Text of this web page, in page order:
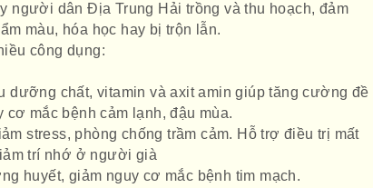
người dân Địa Trung Hải trồng và thu hoạch, đảm
màu, hóa học hay bị trộn lẫn.
công dụng:
dưỡng chất, vitamin và axit amin giúp tăng cường đề
mắc bệnh cảm lạnh, đậu mùa.
stress, phòng chống trầm cảm. Hỗ trợ điều trị mất
trí nhớ ở người già
huyết, giảm nguy cơ mắc bệnh tim mạch.